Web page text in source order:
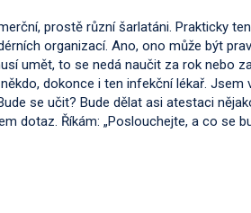
prostě různí šarlatáni. Prakticky
organizací. Ano, ono může být
umět, to se nedá naučit za rok nebo
dokonce i ten infekční lékař. Jsem
se učit? Bude dělat asi atestaci
dotaz. Říkám: „Poslouchejte, a co se